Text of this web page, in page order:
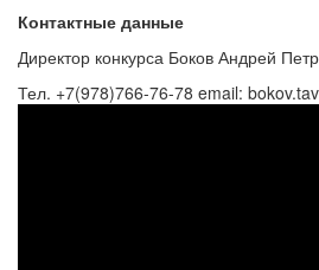
Контактные данные
Директор конкурса Боков Андрей
Тел. +7(978)766-76-78 email: